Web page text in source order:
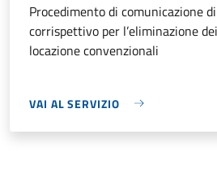
Procedimento di comunicazione
corrispettivo per l’eliminazione
locazione convenzionali
VAI AL SERVIZIO